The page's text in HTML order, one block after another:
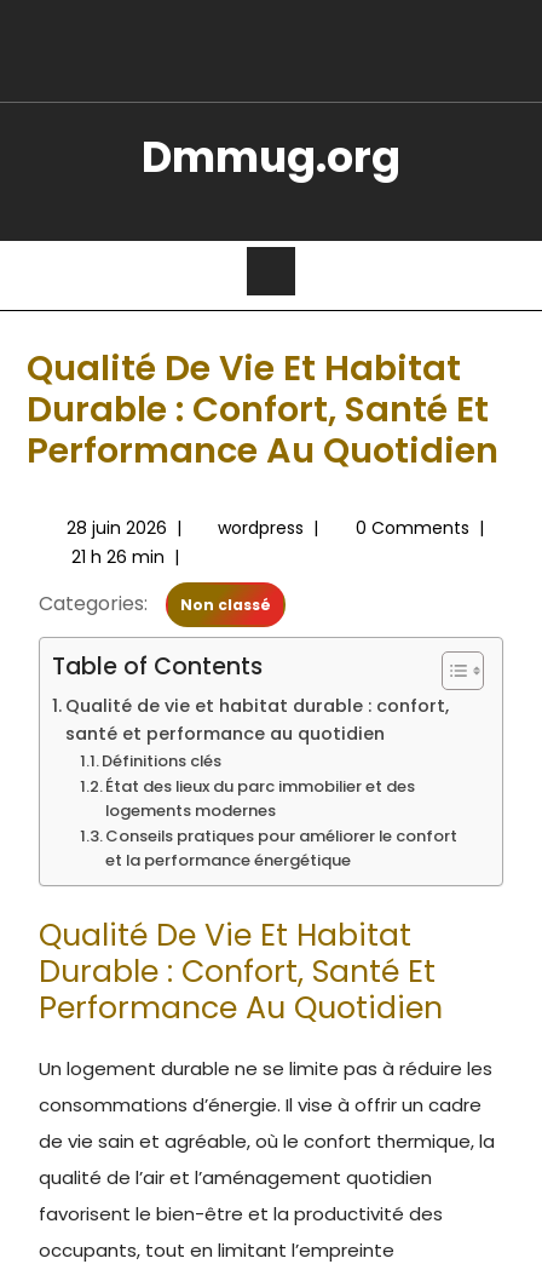
Dmmug.org
Qualité De Vie Et Habitat
Durable : Confort, Santé Et
Performance Au Quotidien
28 juin 2026 | wordpress | 0 Comments |
21 h 26 min |
Categories: Non classé
Table of Contents
Qualité de vie et habitat durable : confort,
santé et performance au quotidien
Définitions clés
État des lieux du parc immobilier et des
logements modernes
Conseils pratiques pour améliorer le confort
et la performance énergétique
Qualité De Vie Et Habitat
Durable : Confort, Santé Et
Performance Au Quotidien
Un logement durable ne se limite pas à réduire les
consommations d’énergie. Il vise à offrir un cadre
de vie sain et agréable, où le confort thermique, la
qualité de l’air et l’aménagement quotidien
favorisent le bien-être et la productivité des
occupants, tout en limitant l’empreinte